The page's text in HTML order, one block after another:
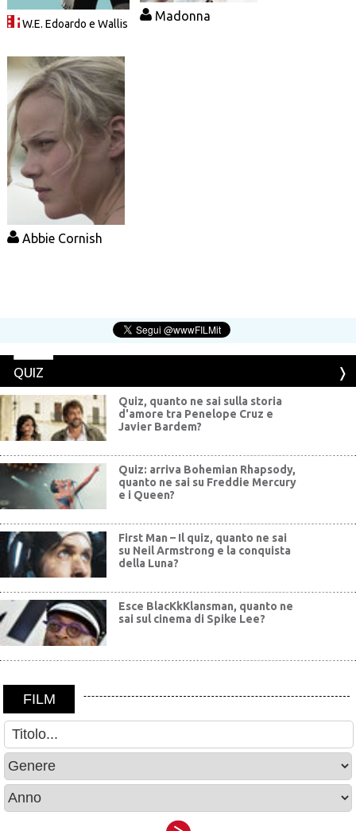
W.E. Edoardo e Wallis
Madonna
Abbie Cornish
QUIZ
Quiz, quanto ne sai sulla storia
d'amore tra Penelope Cruz e
Javier Bardem?
Quiz: arriva Bohemian Rhapsody,
quanto ne sai su Freddie Mercury
e i Queen?
First Man – Il quiz, quanto ne sai
su Neil Armstrong e la conquista
della Luna?
Esce BlacKkKlansman, quanto ne
sai sul cinema di Spike Lee?